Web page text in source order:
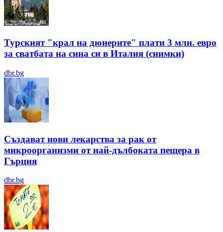
Турският "крал на дюнерите" плати 3 млн. евро
за сватбата на сина си в Италия (снимки)
dbr.bg
Създават нови лекарства за рак от
микроорганизми от най-дълбоката пещера в
Гърция
dbr.bg